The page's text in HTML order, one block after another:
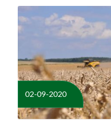
02-09-2020